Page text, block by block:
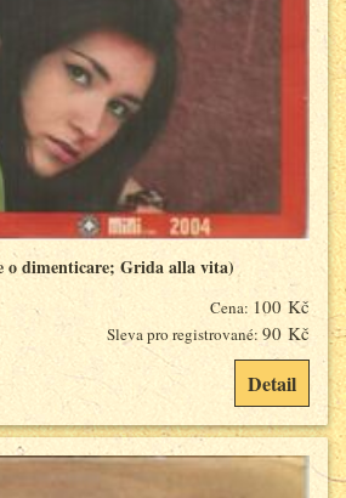
o dimenticare; Grida alla vita)
Cena: 100 Kč
Sleva pro registrované: 90 Kč
Detail